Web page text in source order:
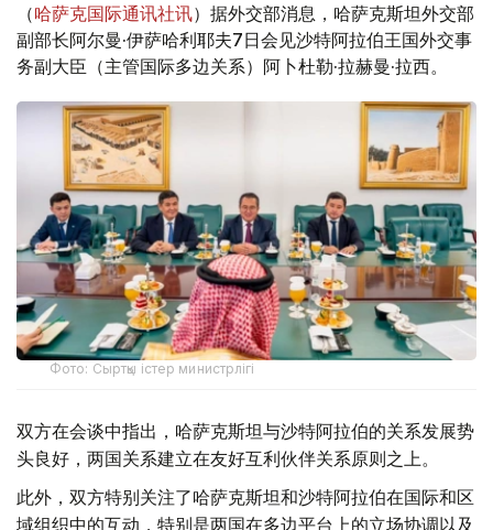
（哈萨克国际通讯社讯）据外交部消息，哈萨克斯坦外交部
副部长阿尔曼·伊萨哈利耶夫7日会见沙特阿拉伯王国外交事
务副大臣（主管国际多边关系）阿卜杜勒·拉赫曼·拉西。
Фото: Сыртқы істер министрлігі
双方在会谈中指出，哈萨克斯坦与沙特阿拉伯的关系发展势
头良好，两国关系建立在友好互利伙伴关系原则之上。
此外，双方特别关注了哈萨克斯坦和沙特阿拉伯在国际和区
域组织中的互动，特别是两国在多边平台上的立场协调以及